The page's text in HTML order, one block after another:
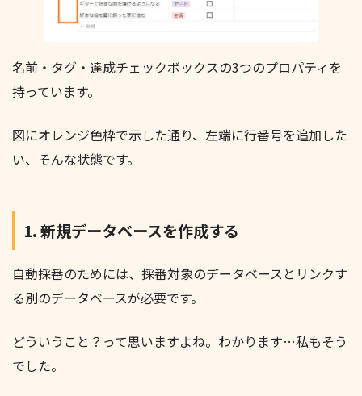
名前・タグ・達成チェックボックスの3つのプロパティを
持っています。
図にオレンジ色枠で示した通り、左端に行番号を追加した
い、そんな状態です。
1. 新規データベースを作成する
自動採番のためには、採番対象のデータベースとリンクす
る別のデータベースが必要です。
どういうこと？って思いますよね。わかります…私もそう
でした。